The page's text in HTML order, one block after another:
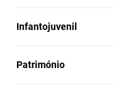
Infantojuvenil
Património